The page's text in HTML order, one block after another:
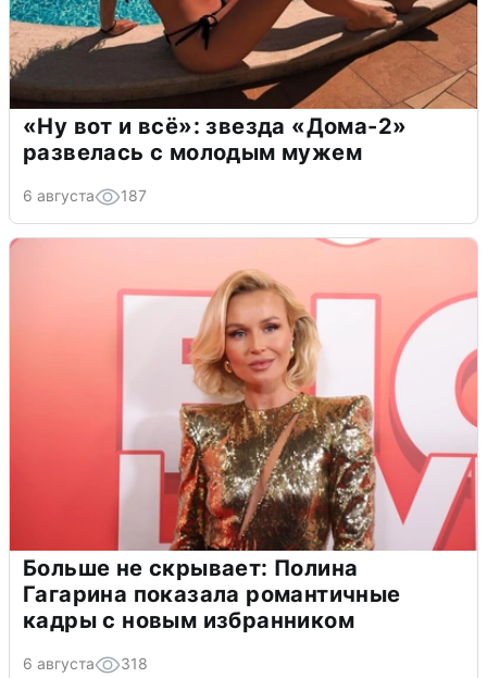
«Ну вот и всё»: звезда «Дома-2»
развелась с молодым мужем
6 августа 187
Больше не скрывает: Полина
Гагарина показала романтичные
кадры с новым избранником
6 августа 318